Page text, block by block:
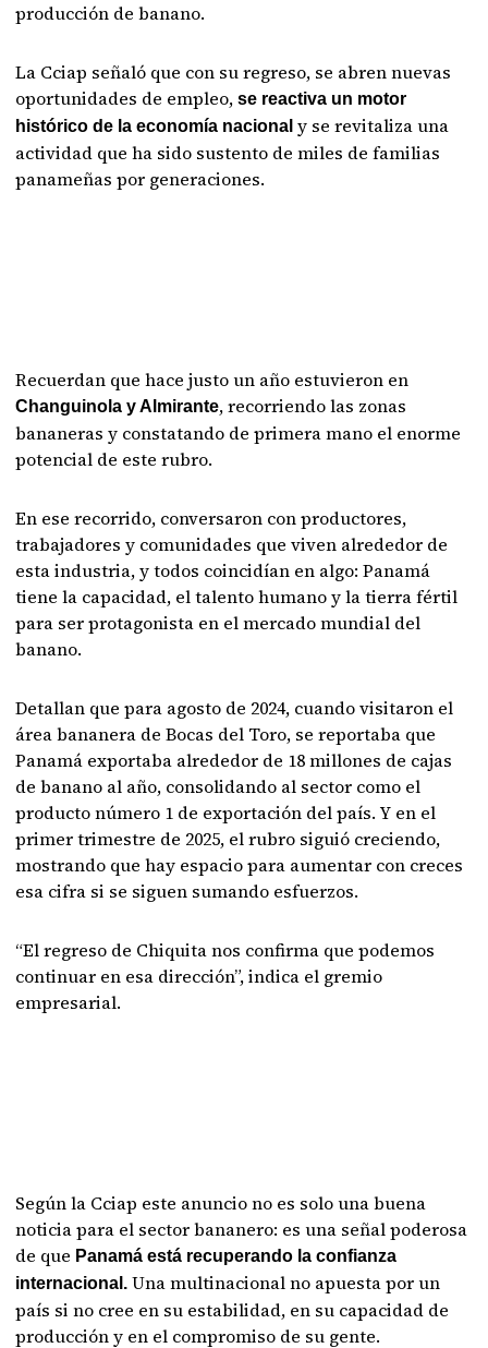
producción de banano.
La Cciap señaló que con su regreso, se abren nuevas
oportunidades de empleo,se reactiva un motor
histórico de la economía nacional y se revitaliza una
actividad que ha sido sustento de miles de familias
panameñas por generaciones.
Recuerdan que hace justo un año estuvieron en
Changuinola y Almirante, recorriendo las zonas
bananeras y constatando de primera mano el enorme
potencial de este rubro.
En ese recorrido, conversaron con productores,
trabajadores y comunidades que viven alrededor de
esta industria, y todos coincidían en algo: Panamá
tiene la capacidad, el talento humano y la tierra fértil
para ser protagonista en el mercado mundial del
banano.
Detallan que para agosto de 2024, cuando visitaron el
área bananera de Bocas del Toro, se reportaba que
Panamá exportaba alrededor de 18 millones de cajas
de banano al año, consolidando al sector como el
producto número 1 de exportación del país. Y en el
primer trimestre de 2025, el rubro siguió creciendo,
mostrando que hay espacio para aumentar con creces
esa cifra si se siguen sumando esfuerzos.
“El regreso de Chiquita nos confirma que podemos
continuar en esa dirección”, indica el gremio
empresarial.
Según la Cciap este anuncio no es solo una buena
noticia para el sector bananero: es una señal poderosa
de que Panamá está recuperando la confianza
internacional. Una multinacional no apuesta por un
país si no cree en su estabilidad, en su capacidad de
producción y en el compromiso de su gente.